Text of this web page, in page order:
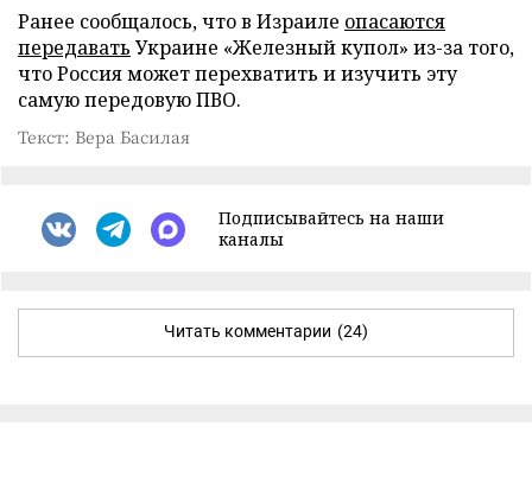
Ранее сообщалось, что в Израиле опасаются
передавать Украине «Железный купол» из-за того,
что Россия может перехватить и изучить эту
самую передовую ПВО.
Текст: Вера Басилая
Подписывайтесь на наши
каналы
Читать комментарии (24)